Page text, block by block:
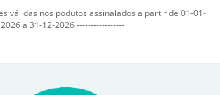
válidas nos podutos assinalados a partir de 01-01-
2026 a 31-12-2026 -----------------